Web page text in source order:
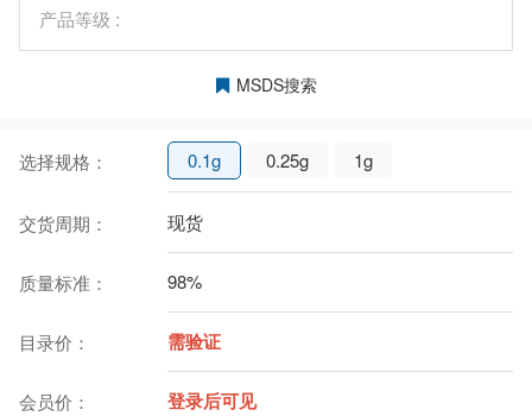
产品等级 :
MSDS搜索
选择规格： 0.1g 0.25g 1g
交货周期： 现货
质量标准： 98%
目录价： 需验证
会员价： 登录后可见